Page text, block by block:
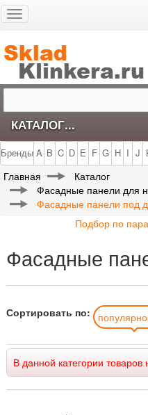
Toggle
КАТАЛОГ...
Бренды A B C D E F G H I J
Главная
Каталог
Фасадные панели для
Фасадные панели под
Подбор по
Фасадные
Сортировать по:
В данной категории товаров